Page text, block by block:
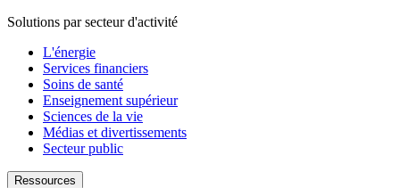
Solutions par secteur d'activité
L'énergie
Services financiers
Soins de santé
Enseignement supérieur
Sciences de la vie
Médias et divertissements
Secteur public
Ressources